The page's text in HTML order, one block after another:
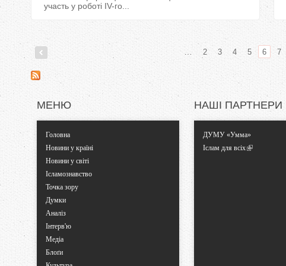
участь у роботі IV-го...
С
о
и
2 3 4 5 6 7
МЕНЮ
Головна
Новини у країні
Новини у світі
Ісламознавство
Точка зору
Думки
Аналіз
Інтерв'ю
Медіа
Блоґи
НАШІ ПАРТНЕРИ
ДУМУ «Умма»
Іслам для всіх